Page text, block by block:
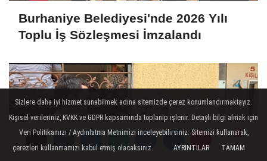
Yorumlar
Yorumlar
Burhaniye Belediyesi'nde 2026 Yılı
Toplu İş Sözleşmesi İmzalandı
Sizlere daha iyi hizmet sunabilmek adına sitemizde çerez konumlandırmaktayız.
Kişisel verileriniz, KVKK ve GDPR kapsamında toplanıp işlenir. Detaylı bilgi almak için
Veri Politikamızı / Aydınlatma Metnimizi inceleyebilirsiniz. Sitemizi kullanarak,
çerezleri kullanmamızı kabul etmiş olacaksınız.
AYRINTILAR TAMAM